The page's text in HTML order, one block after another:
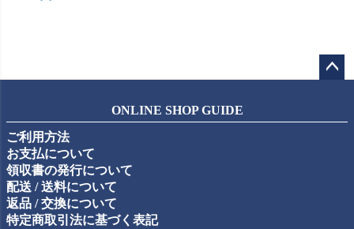
ップ
ONLINE SHOP GUIDE
ご利用方法
お支払について
領収書の発行について
配送 / 送料について
返品 / 交換について
特定商取引法に基づく表記